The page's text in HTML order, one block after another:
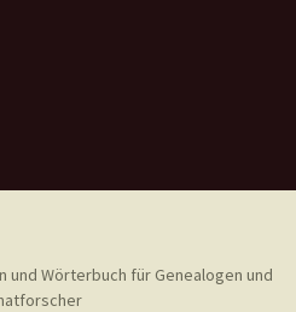
und Wörterbuch für Genealogen und